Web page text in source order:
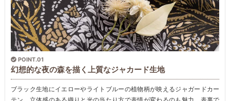
POINT.01
幻想的な夜の森を描く上質なジャカード生地
ブラック生地にイエローやライトブルーの植物柄が映えるジャガードカー